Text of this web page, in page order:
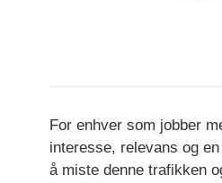
For enhver som jobber
interesse, relevans og
å miste denne trafikken